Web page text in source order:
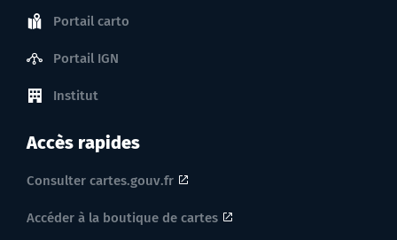
Portail carto
Portail IGN
Institut
Accès rapides
Consulter cartes.gouv.fr
Accéder à la boutique de cartes